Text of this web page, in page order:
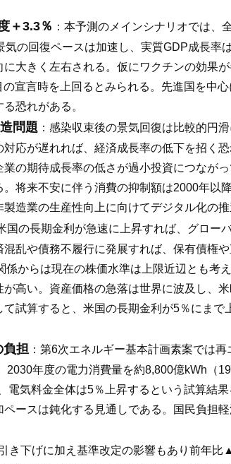
＋3.3％ ：本予測のメインシナリオでは、
の回復ペースは加速し、実質GDP成長率
大きく左右される。仮にワクチンの効果
宣言時を上回るとみられる。先進国を中
恐れがある。
問題 ：感染収束後の景気回復は比較的円
応が遅れれば、経済成長率の低下を招く
の期待成長率の低さが過小投資につなが
将来不安に伴う消費の抑制額は2000年以
造業の生産性向上に向けてデジタル化の推
国の長期金利が急速に上昇すれば、グロー
乱や債務不履行に発展すれば、保有債権
からは現在の株価水準は上限近辺とも考
高い。資産価格の急落は世界に波及し、
試算すると、米国の長期金利が5％にま
負担 ：第6次エネルギー基本計画素案では
年度の電力消費量を約8,800億kWh（
電気料金全体は5％上昇するという試算結
ースは鈍化する見通しである。国民負担
き下げに加え基準改定の影響もあり前年